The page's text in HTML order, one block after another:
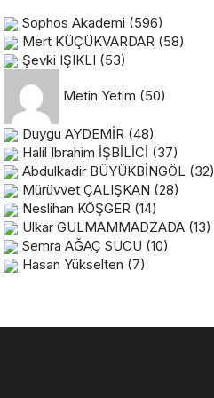
Sophos Akademi (596)
Mert KÜÇÜKVARDAR (58)
Şevki IŞIKLI (53)
Metin Yetim (50)
Duygu AYDEMİR (48)
Halil Ibrahim İŞBİLİCİ (37)
Abdulkadir BÜYÜKBİNGÖL (32)
Mürüvvet ÇALIŞKAN (28)
Neslihan KÖŞGER (14)
Ulkar GULMAMMADZADA (13)
Semra AĞAÇ SUCU (10)
Hasan Yükselten (7)